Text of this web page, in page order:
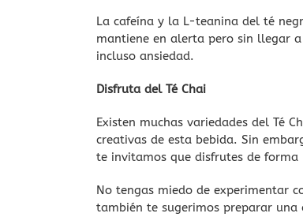
La cafeína y la L-teanina del té
mantiene en alerta pero sin llegar
incluso ansiedad.
Disfruta del Té Chai
Existen muchas variedades del Té
creativas de esta bebida. Sin
te invitamos que disfrutes de
No tengas miedo de experimentar
también te sugerimos preparar